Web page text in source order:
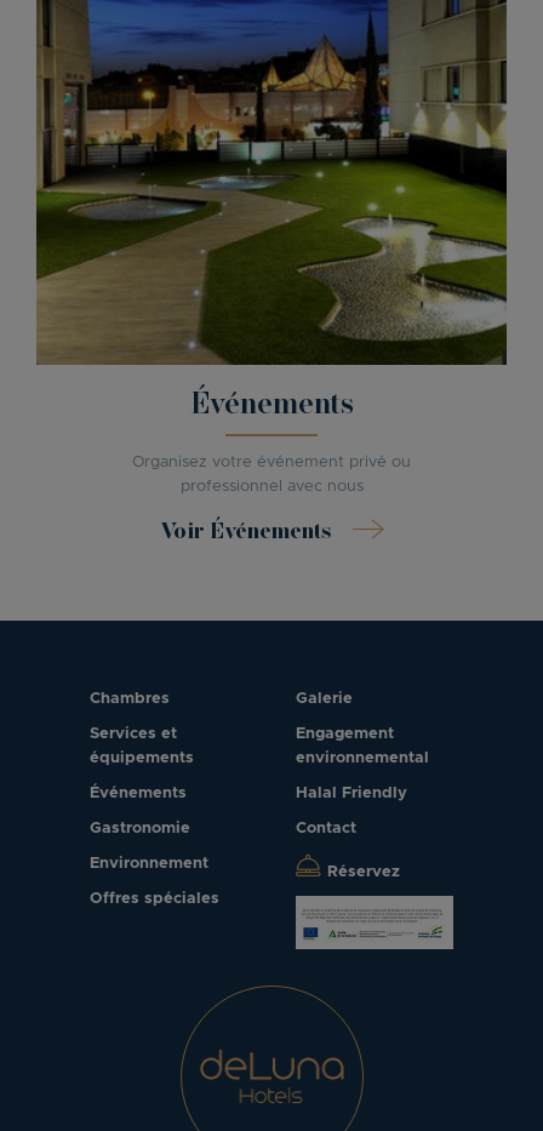
Événements
Organisez votre événement privé ou
professionnel avec nous
Voir Événements
Chambres
Services et
équipements
Événements
Gastronomie
Environnement
Offres spéciales
Galerie
Engagement
environnemental
Halal Friendly
Contact
Réservez